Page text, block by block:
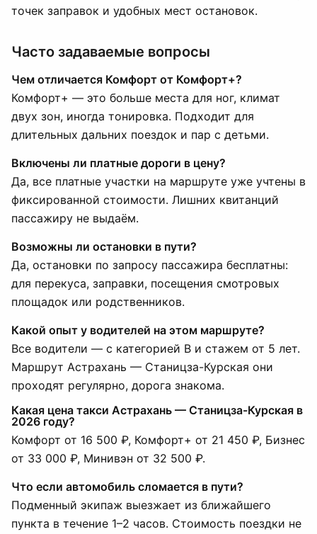
точек заправок и удобных мест остановок.
Часто задаваемые вопросы
Чем отличается Комфорт от Комфорт+?
Комфорт+ — это больше места для ног, климат
двух зон, иногда тонировка. Подходит для
длительных дальних поездок и пар с детьми.
Включены ли платные дороги в цену?
Да, все платные участки на маршруте уже учтены в
фиксированной стоимости. Лишних квитанций
пассажиру не выдаём.
Возможны ли остановки в пути?
Да, остановки по запросу пассажира бесплатны:
для перекуса, заправки, посещения смотровых
площадок или родственников.
Какой опыт у водителей на этом маршруте?
Все водители — с категорией B и стажем от 5 лет.
Маршрут Астрахань — Станицза-Курская они
проходят регулярно, дорога знакома.
Какая цена такси Астрахань — Станицза-Курская в
2026 году?
Комфорт от 16 500 ₽, Комфорт+ от 21 450 ₽, Бизнес
от 33 000 ₽, Минивэн от 32 500 ₽.
Что если автомобиль сломается в пути?
Подменный экипаж выезжает из ближайшего
пункта в течение 1–2 часов. Стоимость поездки не